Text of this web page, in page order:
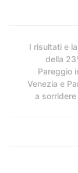
I risultati e
della
Pareggio
Venezia e
a